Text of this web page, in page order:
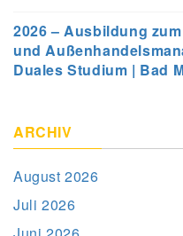
2026 – Ausbildung
und
Duales Studium | Bad
ARCHIV
August 2026
Juli 2026